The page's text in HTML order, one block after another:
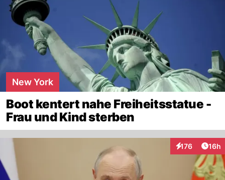
New York
Boot kentert nahe Freiheitsstatue -
Frau und Kind sterben
176
Interaktionen
16h